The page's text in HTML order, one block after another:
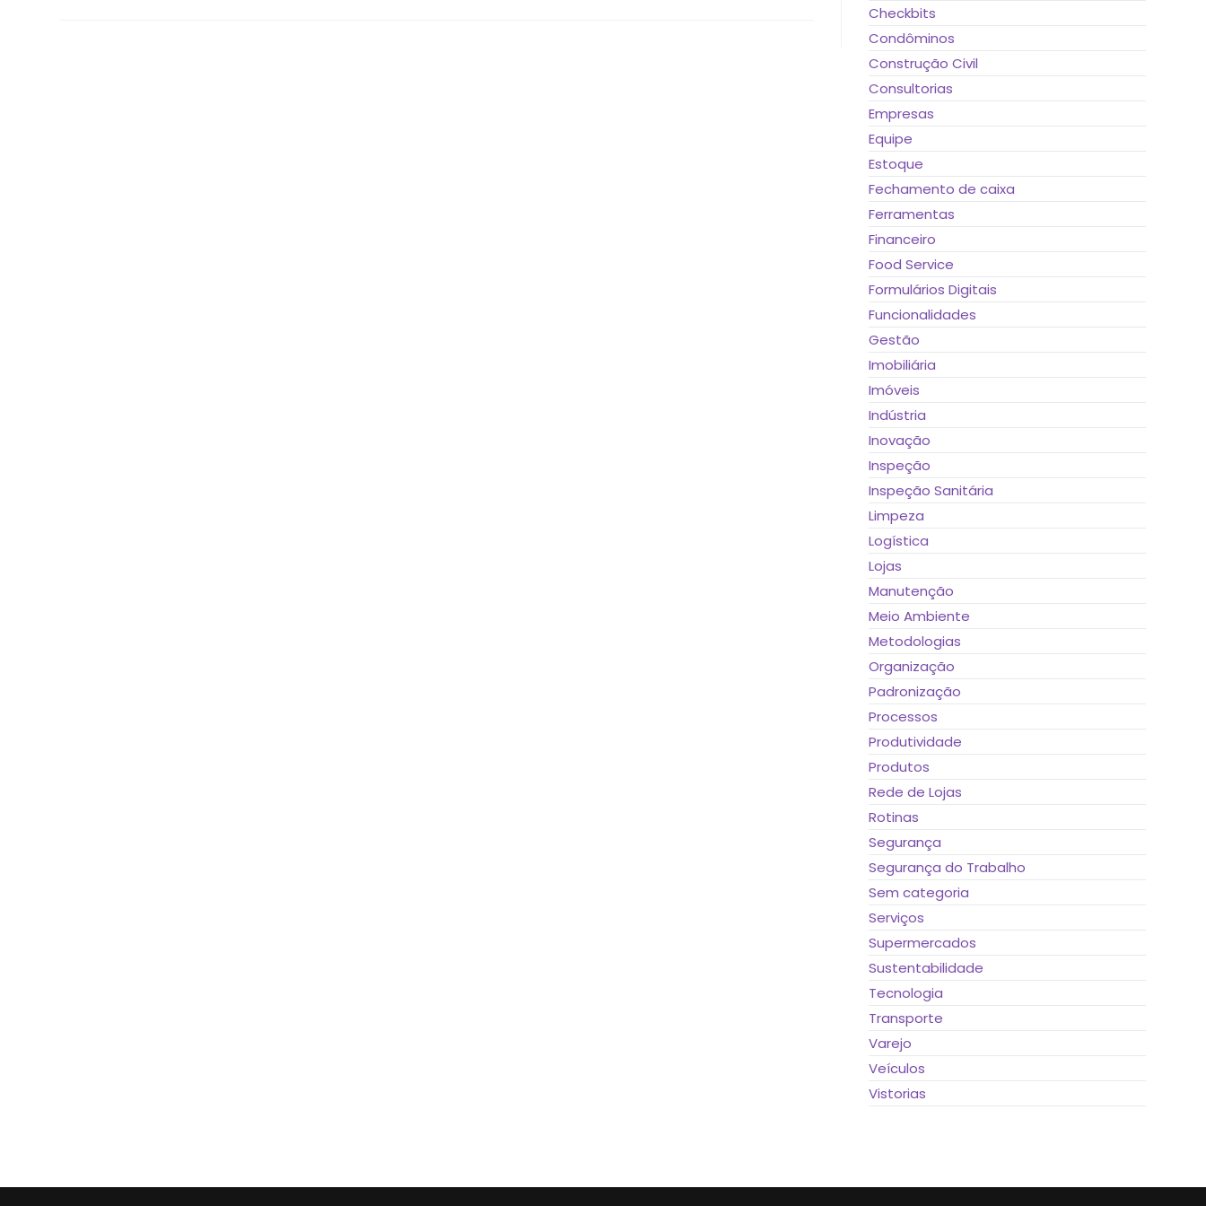
Checkbits
Condôminos
Construção Civil
Consultorias
Empresas
Equipe
Estoque
Fechamento de caixa
Ferramentas
Financeiro
Food Service
Formulários Digitais
Funcionalidades
Gestão
Imobiliária
Imóveis
Indústria
Inovação
Inspeção
Inspeção Sanitária
Limpeza
Logística
Lojas
Manutenção
Meio Ambiente
Metodologias
Organização
Padronização
Processos
Produtividade
Produtos
Rede de Lojas
Rotinas
Segurança
Segurança do Trabalho
Sem categoria
Serviços
Supermercados
Sustentabilidade
Tecnologia
Transporte
Varejo
Veículos
Vistorias